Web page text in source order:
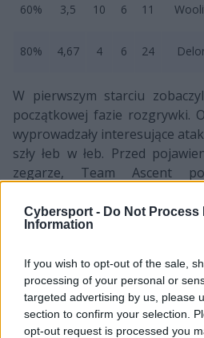
Cybersport - Do Not Process
Information
If you wish to opt-out of the sale,
processing of your personal or
targeted advertising by us, please
section to confirm your selection.
opt-out request is processed you
60% 3,5 10 6 11
80% 4,67 4 6 24
W pierwszym starciu
początkowej fazie rozgrywki.
wyprowadzały interesujące
szły łeb w łeb. Przed
zegarze, Team Ascent
fatalnym pomysłem.
kontrolę nad losami
IHG wyłapało paru
zgarnęło wzmocnienie
nie był w stanie obronić
wyższość IHG po 30 minutach